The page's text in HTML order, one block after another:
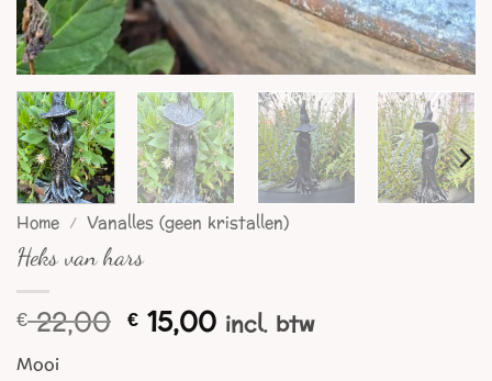
Home / Vanalles (geen kristallen)
Heks van hars
€22,00 Oorspronkelijke
prijs
€ 15,00Huidige
prijs
incl. btw
Mooi